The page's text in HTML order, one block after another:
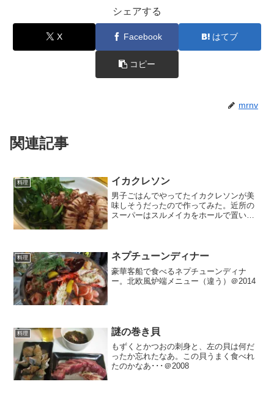
シェアする
X Facebook はてブ
コピー
mrnv
関連記事
料理 イカクレソン
男子ごはんでやってたイカクレソンが美
味しそうだったので作ってみた。近所の
スーパーはスルメイカをホールで置いて
料理 ネプチューンディナー
豪華客船で食べるネプチューンディナ
ー。北欧風炉端メニュー（違う）＠2014
料理 謎の巻き貝
もずくとかつおの刺身と、左の貝は何だ
ったか忘れたなあ。この貝うまく食べれ
たのかなあ･･･＠2008